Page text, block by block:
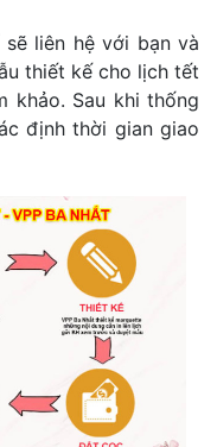
liên hệ với bạn và
thiết kế cho lịch tết
khảo. Sau khi thống
định thời gian giao